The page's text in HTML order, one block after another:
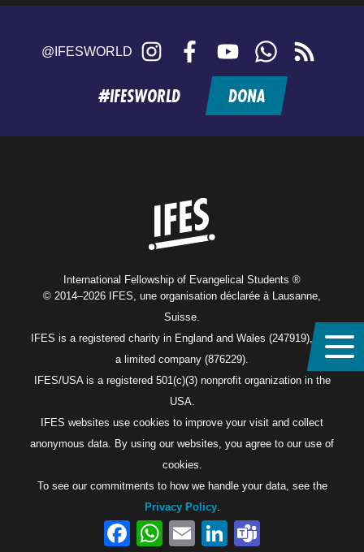
@IFESWORLD Instagram FacebookYouTubeWhatsApp
feed
#IFESWORLD DONA
International Fellowship of Evangelical Students ®
© 2014–2026 IFES, une organisation déclarée à Lausanne,
Suisse.
IFES is a registered charity in England and Wales (247919), and
a limited company (876229).
IFES/USA is a registered 501(c)(3) nonprofit organization in the
USA.
IFES websites use cookies to improve your visit and collect
anonymous data. By using our websites, you agree to our use of
cookies.
To see our commitments to how we handle your data, see the
Privacy Policy.
FacebookWhatsAppEmail LinkedIn